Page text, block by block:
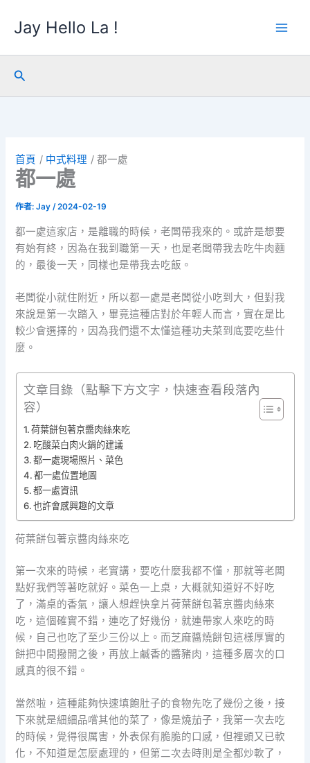
要
Jay Hello La !
搜
尋
首頁 中式料理 都一處
都一處
作者:Jay/2024-02-19
都一處這家店，是離職的時候，老闆帶我來的。或許是想要
有始有終，因為在我到職第一天，也是老闆帶我去吃牛肉麵
的，最後一天，同樣也是帶我去吃飯。
老闆從小就住附近，所以都一處是老闆從小吃到大，但對我
來說是第一次踏入，畢竟這種店對於年輕人而言，實在是比
較少會選擇的，因為我們還不太懂這種功夫菜到底要吃些什
麼。
文章目錄（點擊下方文字，快速查看段落內
容）
荷葉餅包著京醬肉絲來吃
吃酸菜白肉火鍋的建議
都一處現場照片、菜色
都一處位置地圖
都一處資訊
也許會感興趣的文章
荷葉餅包著京醬肉絲來吃
第一次來的時候，老實講，要吃什麼我都不懂，那就等老闆
點好我們等著吃就好。菜色一上桌，大概就知道好不好吃
了，滿桌的香氣，讓人想趕快拿片荷葉餅包著京醬肉絲來
吃，這個確實不錯，連吃了好幾份，就連帶家人來吃的時
候，自己也吃了至少三份以上。而芝麻醬燒餅包這樣厚實的
餅把中間撥開之後，再放上鹹香的醬豬肉，這種多層次的口
感真的很不錯。
當然啦，這種能夠快速填飽肚子的食物先吃了幾份之後，接
下來就是細細品嚐其他的菜了，像是燒茄子，我第一次去吃
的時候，覺得很厲害，外表保有脆脆的口感，但裡頭又已軟
化，不知道是怎麼處理的，但第二次去時則是全都炒軟了，